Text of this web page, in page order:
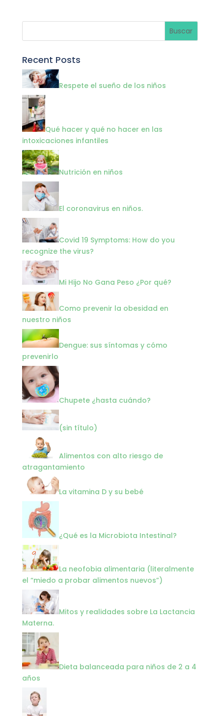
Recent Posts
Respete el sueño de los niños
Qué hacer y qué no hacer en las
intoxicaciones infantiles
Nutrición en niños
El coronavirus en niños.
Covid 19 Symptoms: How do you
recognize the virus?
Mi Hijo No Gana Peso ¿Por qué?
Como prevenir la obesidad en
nuestro niños
Dengue: sus síntomas y cómo
prevenirlo
Chupete ¿hasta cuándo?
(sin título)2087
Alimentos con alto riesgo de
atragantamiento
La vitamina D y su bebé
¿Qué es la Microbiota Intestinal?
La neofobia alimentaria (literalmente
el “miedo a probar alimentos nuevos”)
Mitos y realidades sobre La Lactancia
Materna.
Dieta balanceada para niños de 2 a 4
años